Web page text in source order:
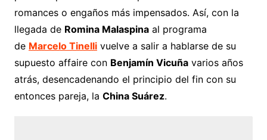
romances o engaños más impensados. Así, con la
llegada de Romina Malaspinaal programa
de Marcelo Tinellivuelve a salir a hablarse de su
supuesto affaire con Benjamín Vicuñavarios años
atrás, desencadenando el principio del fin con su
entonces pareja, la China Suárez.